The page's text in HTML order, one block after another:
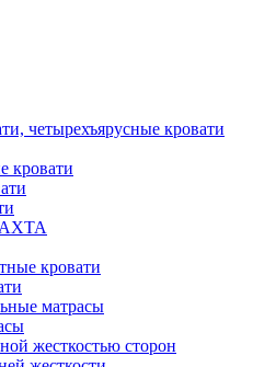
четырехъярусные кровати
кровати
кровати
матрасы
жесткостью сторон